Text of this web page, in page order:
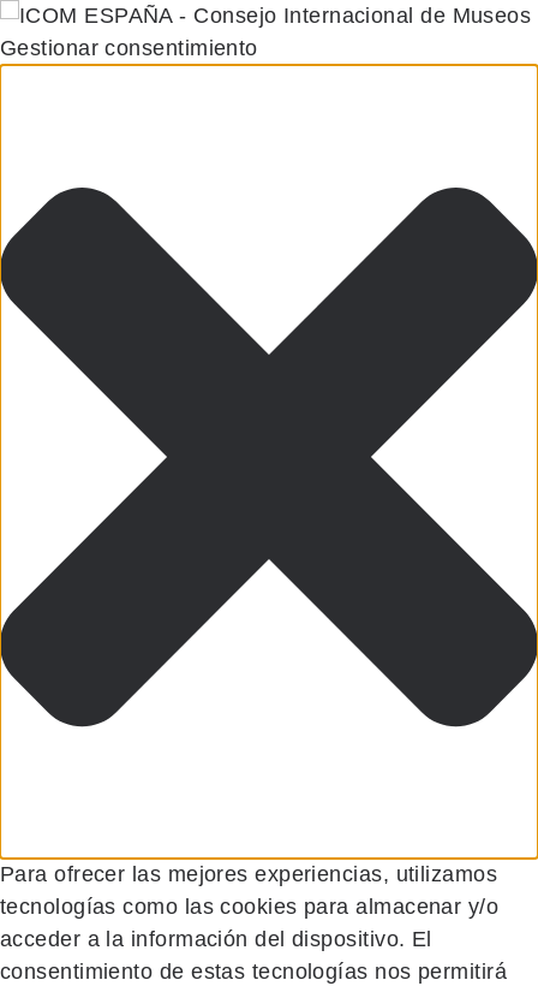
Gestionar consentimiento
Para ofrecer las mejores experiencias, utilizamos
tecnologías como las cookies para almacenar y/o
acceder a la información del dispositivo. El
consentimiento de estas tecnologías nos permitirá